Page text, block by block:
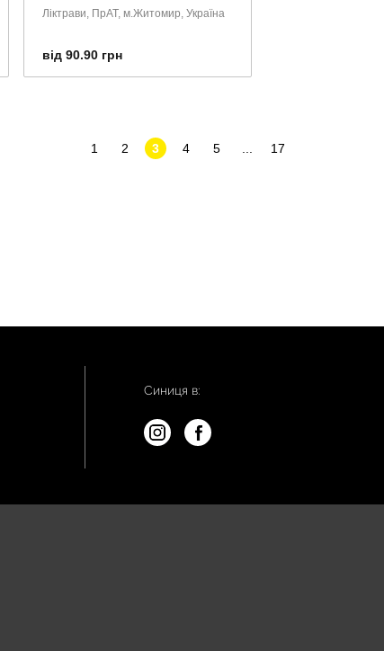
Ліктрави, ПрАТ, м.Житомир, Україна
від 90.90 грн
1 2 3 4 5 17
Синиця в: